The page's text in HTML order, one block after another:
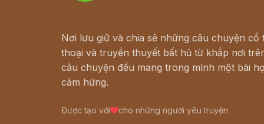
Nơi lưu giữ và chia sẻ những câu chuyện cổ
thoại và truyền thuyết bất hủ từ khắp nơi
câu chuyện đều mang trong mình một bài
cảm hứng.
Được tạo với cho những người yêu truyện